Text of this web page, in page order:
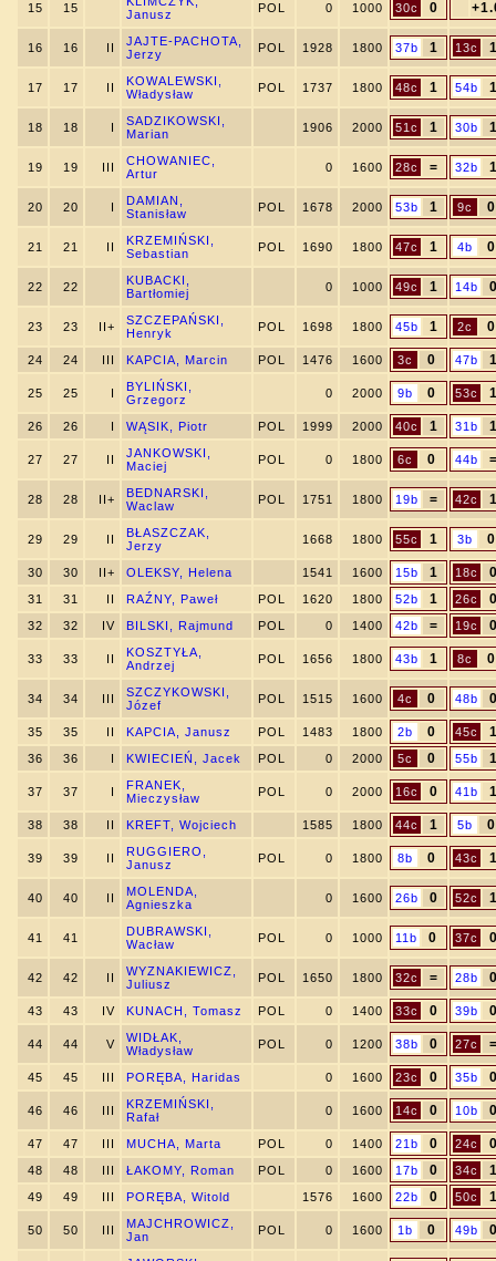
15 15
Janusz
POL 0 1000 30c 0
16 16 II
JAJTE-PACHOTA,
Jerzy
POL 1928 1800 37b 1 13c
17 17 II
KOWALEWSKI,
Władysław
POL 1737 1800 48c 1 54b
18 18 I
SADZIKOWSKI,
Marian
1906 2000 51c 1 30b
19 19 III
CHOWANIEC,
Artur
0 1600 28c = 32b
20 20 I
DAMIAN,
Stanisław
POL 1678 2000 53b 1 9c 0
21 21 II
KRZEMIŃSKI,
Sebastian
POL 1690 1800 47c 1 4b 0
22 22
KUBACKI,
Bartłomiej
0 1000 49c 1 14b
23 23 II+
SZCZEPAŃSKI,
Henryk
POL 1698 1800 45b 1 2c 0
24 24 III KAPCIA, Marcin POL 1476 1600 3c 0 47b
25 25 I
BYLIŃSKI,
Grzegorz
0 2000 9b 0 53c
26 26 I WĄSIK, Piotr POL 1999 2000 40c 1 31b
27 27 II
JANKOWSKI,
Maciej
POL 0 1800 6c 0 44b
28 28 II+
BEDNARSKI,
Waclaw
POL 1751 1800 19b = 42c
29 29 II
BŁASZCZAK,
Jerzy
1668 1800 55c 1 3b 0
30 30 II+ OLEKSY, Helena 1541 1600 15b 1 18c
31 31 II RAŹNY, Paweł POL 1620 1800 52b 1 26c
32 32 IV BILSKI, Rajmund POL 0 1400 42b = 19c
33 33 II
KOSZTYŁA,
Andrzej
POL 1656 1800 43b 1 8c 0
34 34 III
SZCZYKOWSKI,
Józef
POL 1515 1600 4c 0 48b
35 35 II KAPCIA, Janusz POL 1483 1800 2b 0 45c
36 36 I KWIECIEŃ, Jacek POL 0 2000 5c 0 55b
37 37 I
FRANEK,
Mieczysław
POL 0 2000 16c 0 41b
38 38 II KREFT, Wojciech 1585 1800 44c 1 5b 0
39 39 II
RUGGIERO,
Janusz
POL 0 1800 8b 0 43c
40 40 II
MOLENDA,
Agnieszka
0 1600 26b 0 52c
41 41
DUBRAWSKI,
Wacław
POL 0 1000 11b 0 37c
42 42 II
WYZNAKIEWICZ,
Juliusz
POL 1650 1800 32c = 28b
43 43 IV KUNACH, Tomasz POL 0 1400 33c 0 39b
44 44 V
WIDŁAK,
Władysław
POL 0 1200 38b 0 27c
45 45 III PORĘBA, Haridas 0 1600 23c 0 35b
46 46 III
KRZEMIŃSKI,
Rafał
0 1600 14c 0 10b
47 47 III MUCHA, Marta POL 0 1400 21b 0 24c
48 48 III ŁAKOMY, Roman POL 0 1600 17b 0 34c
49 49 III PORĘBA, Witold 1576 1600 22b 0 50c
50 50 III
MAJCHROWICZ,
Jan
POL 0 1600 1b 0 49b